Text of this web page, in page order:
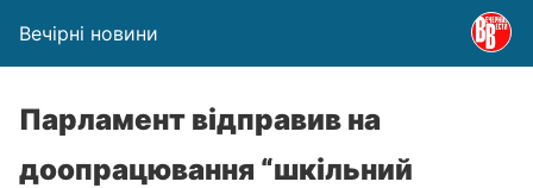
Вечірні новини
Парламент відправив на
доопрацювання “шкільний